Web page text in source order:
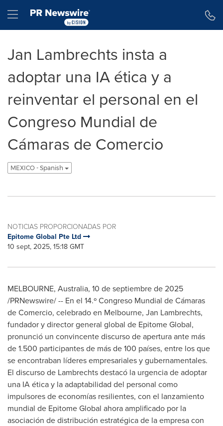
Hamburger menu
Jan Lambrechts insta a
adoptar una IA ética y a
reinventar el personal en el
Congreso Mundial de
Cámaras de Comercio
MEXICO - Spanish
NOTICIAS PROPORCIONADAS POR
Epitome Global Pte Ltd
10 sept, 2025, 15:18 GMT
MELBOURNE, Australia, 10 de septiembre de 2025
/PRNewswire/ -- En el 14.º Congreso Mundial de Cámaras
de Comercio, celebrado en Melbourne, Jan Lambrechts,
fundador y director general global de Epitome Global,
pronunció un convincente discurso de apertura ante más
de 1.500 participantes de más de 100 países, entre los que
se encontraban líderes empresariales y gubernamentales.
El discurso de Lambrechts destacó la urgencia de adoptar
una IA ética y la adaptabilidad del personal como
impulsores de economías resilientes, con el lanzamiento
mundial de Epitome Global ahora amplificado por la
asociación de distribución estratégica de la empresa con